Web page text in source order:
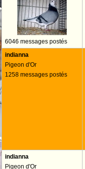
6046 messages postés
indianna
Pigeon d'Or
1258 messages postés
indianna
Pigeon d'Or